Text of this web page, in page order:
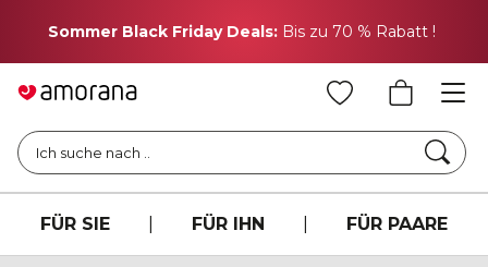
Sommer Black Friday Deals: Bis zu 70 % Rabatt !
Ich suche nach ..
FÜR SIE FÜR IHN FÜR PAARE